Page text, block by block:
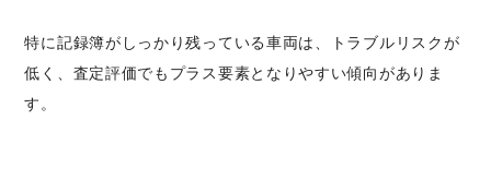
特に記録簿がしっかり残っている車両は、トラブルリスクが
低く、査定評価でもプラス要素となりやすい傾向がありま
す。